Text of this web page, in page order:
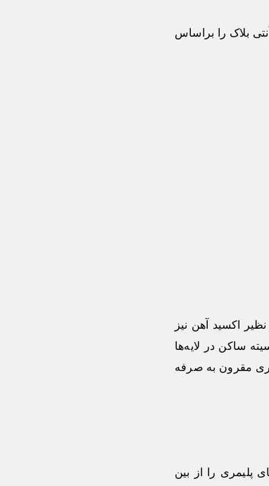
بلاک را براساس
اکسید آهن نیز
ساکن در لایه‌ها
مقرون به صرفه
پلیمری را از بین